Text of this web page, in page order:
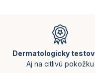
Dermatologicky
Aj na citlivú pokožku